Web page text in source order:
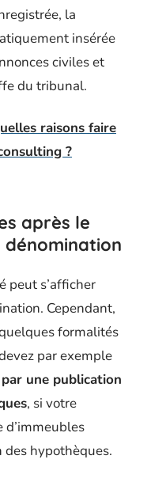
la
insérée
civiles et
du tribunal.
raisons faire
?
après le
dénomination
peut s’afficher
Cependant,
formalités
par exemple
une publication
, si votre
des hypothèques.